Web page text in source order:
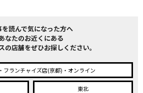
を読んで気になった方へ
なたのお近くにある
の店舗をぜひお探しください。
フランチャイズ店(京都)・オンライン
東北